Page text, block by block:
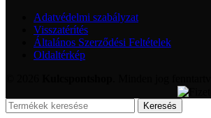
Adatvédelmi szabályzat
Visszatérítés
Általános Szerződési Feltételek
Oldaltérkép
Keresés